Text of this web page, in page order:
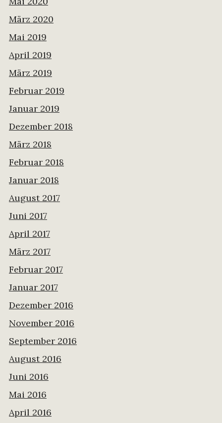
März 2020
Mai 2019
April 2019
März 2019
Februar 2019
Januar 2019
Dezember 2018
März 2018
Februar 2018
Januar 2018
August 2017
Juni 2017
April 2017
März 2017
Februar 2017
Januar 2017
Dezember 2016
November 2016
September 2016
August 2016
Juni 2016
Mai 2016
April 2016